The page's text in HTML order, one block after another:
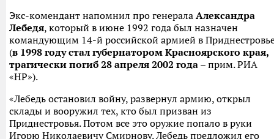
Экс-комендант напомнил про генерала Александра
Лебедя, который в июне 1992 года был назначен
командующим 14-й российской армией в
(в 1998 году стал губернатором Красноярского края,
трагически погиб 28 апреля 2002 года – прим. РИА
«НР»).
«Лебедь остановил войну, развернул армию, открыл
склады и вооружил тех, кто был призван из
Приднестровья. Потом все это оружие попало в руки
Игорю Николаевичу Смирнову. Лебедь предложил его